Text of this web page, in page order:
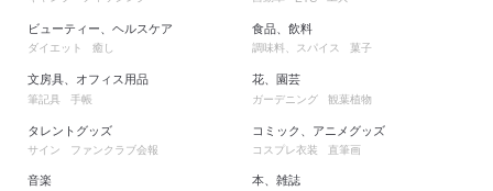
ビューティー、ヘルスケア
ダイエット 癒し
文房具、オフィス用品
筆記具 手帳
タレントグッズ
サイン ファンクラブ会報
食品、飲料
調味料、スパイス 菓子
花、園芸
ガーデニング 観葉植物
コミック、アニメグッズ
コスプレ衣装 直筆画
音楽 本、雑誌